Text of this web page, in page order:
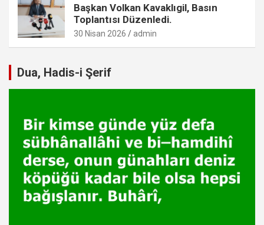
Başkan Volkan Kavaklıgil, Basın
Toplantısı Düzenledi.
30 Nisan 2026 admin
Dua, Hadis-i Şerif